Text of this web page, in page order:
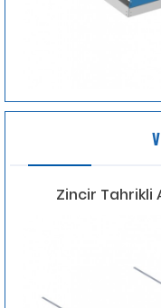
Zincir Tahrikli